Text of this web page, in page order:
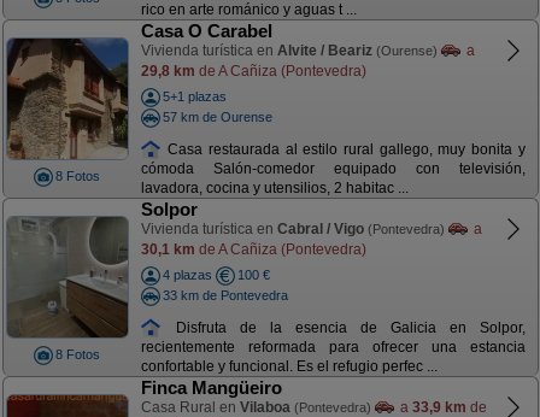
rico en arte románico y aguas t ...
8 Fotos
Casa O Carabel
Vivienda turística en Alvite / Beariz (Ourense)
a
29,8 km de A Cañiza (Pontevedra)
5+1 plazas
57 km de Ourense
Casa restaurada al estilo rural gallego, muy bonita y
cómoda Salón-comedor equipado con televisión,
lavadora, cocina y utensilios, 2 habitac ...
8 Fotos
Solpor
Vivienda turística en Cabral / Vigo (Pontevedra)
a
30,1 km de A Cañiza (Pontevedra)
4 plazas
100 €
33 km de Pontevedra
Disfruta de la esencia de Galicia en Solpor,
recientemente reformada para ofrecer una estancia
confortable y funcional. Es el refugio perfec ...
Finca Mangüeiro
Casa Rural en Vilaboa (Pontevedra) a 33,9 km de